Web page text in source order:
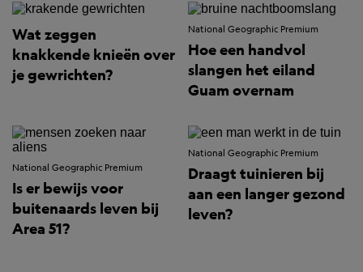
Wat zeggen
knakkende knieën over
je gewrichten?
National Geographic Premium
Hoe een handvol
slangen het eiland
Guam overnam
National Geographic Premium
Is er bewijs voor
buitenaards leven bij
Area 51?
National Geographic Premium
Draagt tuinieren bij
aan een langer gezond
leven?